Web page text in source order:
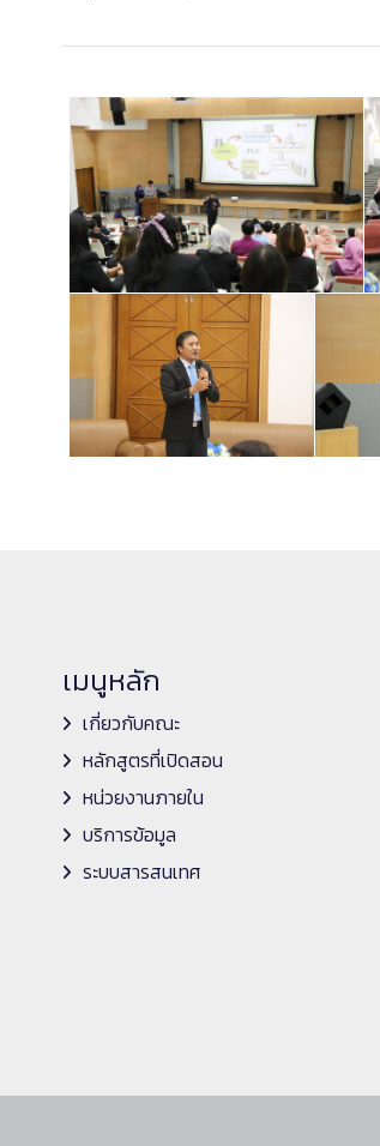
เมนูหลัก
เกี่ยวกับคณะ
หลักสูตรที่เปิดสอน
หน่วยงานภายใน
บริการข้อมูล
ระบบสารสนเทศ